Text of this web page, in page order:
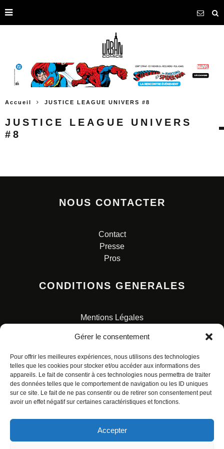
Gérer le consentement
Pour offrir les meilleures expériences, nous utilisons des technologies
telles que les cookies pour stocker et/ou accéder aux informations des
appareils. Le fait de consentir à ces technologies nous permettra de traiter
des données telles que le comportement de navigation ou les ID uniques
sur ce site. Le fait de ne pas consentir ou de retirer son consentement peut
avoir un effet négatif sur certaines caractéristiques et fonctions.
Accepter
Accueil JUSTICE LEAGUE UNIVERS #8
JUSTICE LEAGUE UNIVERS
#8
NOUS CONTACTER
Contact
Presse
Pros
CONDITIONS GENERALES
Mentions Légales
Charte pour la protection des données personnelles
© ALL RIGHTS RESERVED. URBAN COMICS POUR LES